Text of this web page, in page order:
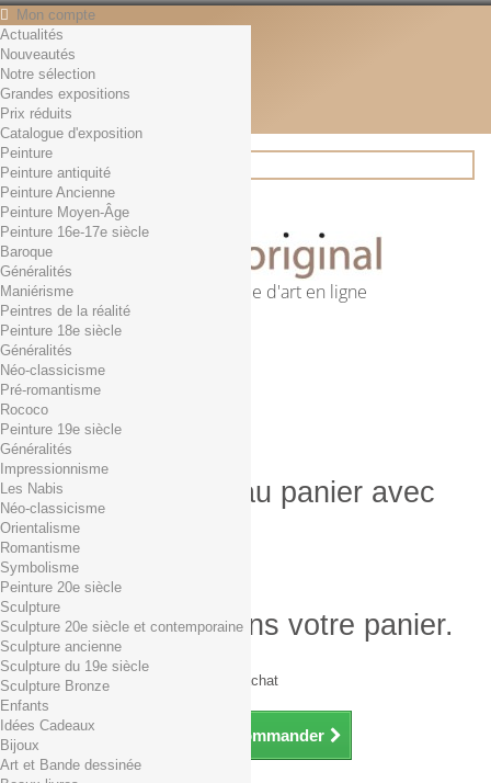
Mon compte
Contact
Français
English
Français
Actualités
Rechercher
Première librairie d'art en ligne
Panier (vide)
Aucun produit
0,01€ dès 29€ d'achat
0,00 € Total
Commander
Produit ajouté au panier avec
succès
Quantité
Total
Il y a 1 produit dans votre panier.
Total produits TTC
Frais de port TTC
0,01€ dès 29€ d'achat
Total TTC
Continuer mes achats Commander
Actualités
Nouveautés
Notre sélection
Grandes expositions
Prix réduits
Catalogue d'exposition
Peinture
Peinture antiquité
Peinture Ancienne
Peinture Moyen-Âge
Peinture 16e-17e siècle
Baroque
Généralités
Maniérisme
Peintres de la réalité
Peinture 18e siècle
Généralités
Néo-classicisme
Pré-romantisme
Rococo
Peinture 19e siècle
Généralités
Impressionnisme
Les Nabis
Néo-classicisme
Orientalisme
Romantisme
Symbolisme
Peinture 20e siècle
Sculpture
Sculpture 20e siècle et contemporaine
Sculpture ancienne
Sculpture du 19e siècle
Sculpture Bronze
Enfants
Idées Cadeaux
Bijoux
Art et Bande dessinée